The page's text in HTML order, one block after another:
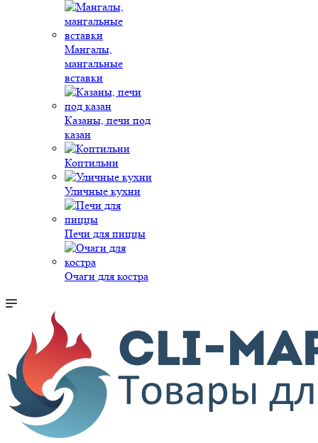
Мангалы,
мангальные
вставки
Казаны, печи под
казан
Коптильни
Уличные кухни
Печи для пиццы
Очаги для костра